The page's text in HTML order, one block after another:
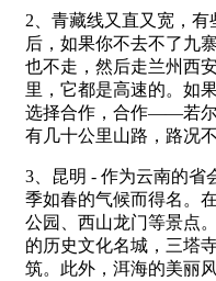
2、青藏线又直又宽，
后，如果你不去不了九
也不走，然后走兰州西
里，它都是高速的。如
选择合作，合作——若
有几十公里山路，路况不
3、昆明 - 作为云南的省
季如春的气候而得名。
公园、西山龙门等景点
的历史文化名城，三塔
筑。此外，洱海的美丽